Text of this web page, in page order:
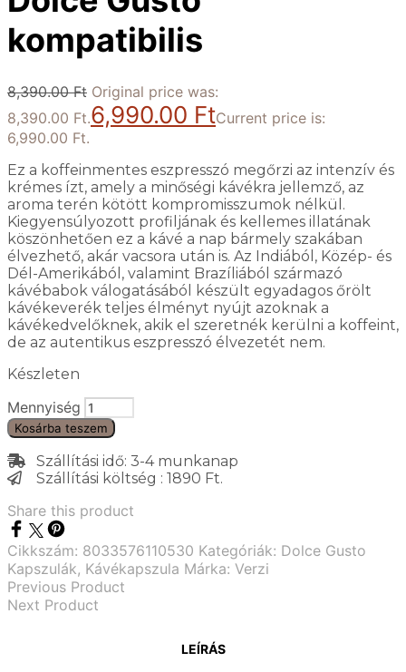
kompatibilis
8,390.00Ft Original price was:
8,390.00 Ft.6,990.00 FtCurrent price is:
6,990.00 Ft.
Ez a koffeinmentes eszpresszó megőrzi az intenzív és
krémes ízt, amely a minőségi kávékra jellemző, az
aroma terén kötött kompromisszumok nélkül.
Kiegyensúlyozott profiljának és kellemes illatának
köszönhetően ez a kávé a nap bármely szakában
élvezhető, akár vacsora után is. Az Indiából, Közép- és
Dél-Amerikából, valamint Brazíliából származó
kávébabok válogatásából készült egyadagos őrölt
kávékeverék teljes élményt nyújt azoknak a
kávékedvelőknek, akik el szeretnék kerülni a koffeint,
de az autentikus eszpresszó élvezetét nem.
Készleten
Mennyiség
Kosárba teszem
Szállítási idő: 3-4 munkanap
Szállítási költség : 1890 Ft.
Share this product
Cikkszám: 8033576110530 Kategóriák: Dolce Gusto
Kapszulák, Kávékapszula Márka: Verzi
Previous Product
Next Product
LEÍRÁS